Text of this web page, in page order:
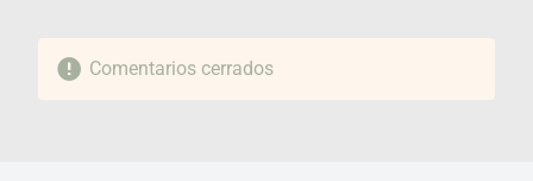
Comentarios cerrados